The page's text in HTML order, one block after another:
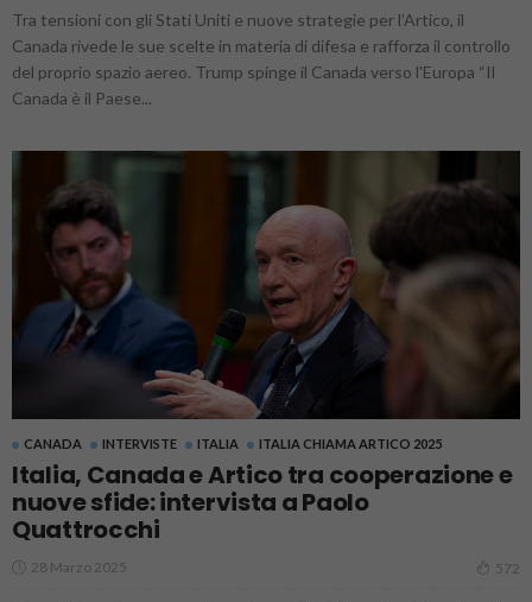
Tra tensioni con gli Stati Uniti e nuove strategie per l’Artico, il
Canada rivede le sue scelte in materia di difesa e rafforza il controllo
del proprio spazio aereo. Trump spinge il Canada verso l'Europa “Il
Canada è il Paese...
CANADA INTERVISTE ITALIA ITALIA CHIAMA ARTICO 2025
Italia, Canada e Artico tra cooperazione e
nuove sfide: intervista a Paolo
Quattrocchi
28 Marzo 2025 572